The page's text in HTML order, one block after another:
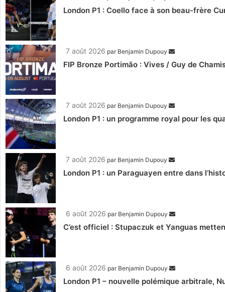
London P1 : Coello face à son beau-frère
7 août 2026 par Benjamin Dupouy
FIP Bronze Portimão : Vives / Guy de
7 août 2026 par Benjamin Dupouy
London P1 : un programme royal pour les
7 août 2026 par Benjamin Dupouy
London P1 : un Paraguayen entre dans
6 août 2026 par Benjamin Dupouy
C’est officiel : Stupaczuk et Yanguas
6 août 2026 par Benjamin Dupouy
London P1 – nouvelle polémique arbitrale,